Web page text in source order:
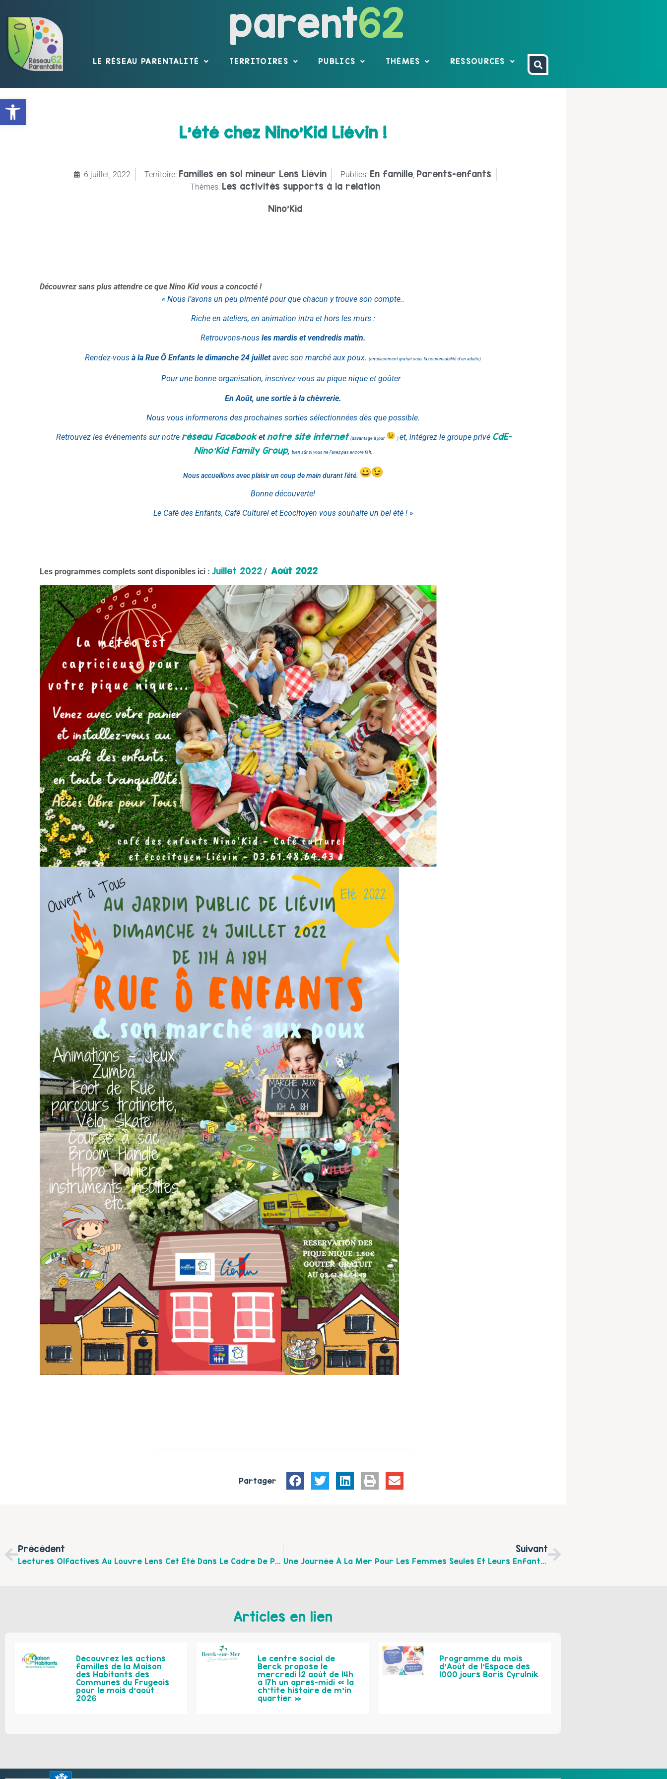
Ouvrir la barre d’outils
parent62
LE RÉSEAU PARENTALITÉ TERRITOIRES PUBLICS THÈMES RESSOURCES
L’été chez Nino’Kid Liévin !
6 juillet, 2022 Territoire: Familles en sol mineur Lens Liévin Publics: En famille Parents-enfants
Thèmes: Les activités supports à la relation
Nino'Kid
Découvrez sans plus attendre ce que Nino Kid vous a concocté !
« Nous l’avons un peu pimenté pour que chacun y trouve son compte..
Riche en ateliers, en animation intra et hors les murs :
Retrouvons-nous les mardis et vendredis matin.
Rendez-vous à la Rue Ô Enfants le dimanche 24 juilletavec son marché aux poux. (emplacement gratuit sous la responsabilité d’un adulte)
Pour une bonne organisation, inscrivez-vous au pique nique et goûter
En Août, une sortie à la chèvrerie.
Nous vous informerons des prochaines sorties sélectionnées dès que possible.
Retrouvez les événements sur notre réseau Facebooketnotre site internet (davantage à jour ) et, intégrez le groupe privé CdE-
Nino’Kid Family Group, bien sûr si vous ne l’avez pas encore fait.
Nous accueillons avec plaisir un coup de main durant l’été.
Bonne découverte!
Le Cafédes Enfants, CaféCulturel et Ecocitoyen vous souhaite un bel été ! »
Les programmes complets sont disponibles ici : Juillet 2022 / Août 2022
Partager
Précédent
Lectures Olfactives Au Louvre Lens Cet Été Dans Le Cadre De Parc En Fête
Suivant
Une Journée À La Mer Pour Les Femmes Seules Et Leurs Enfants !
Articles en lien
Découvrez les actions
familles de la Maison
des Habitants des
Communes du Frugeois
pour le mois d’août
2026
Le centre social de
Berck propose le
mercredi 12 août de 14h
à 17h un après-midi « la
ch’tite histoire de m’in
quartier »
Programme du mois
d’Août de l’Espace des
1000 jours Boris Cyrulnik